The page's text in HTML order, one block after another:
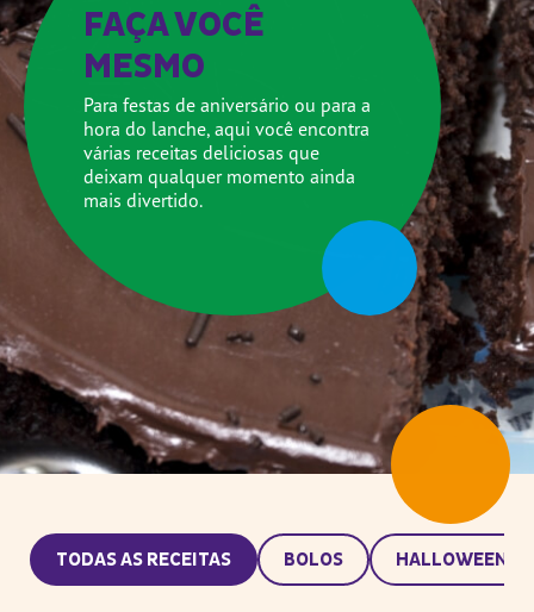
FAÇA VOCÊ
MESMO
Para festas de aniversário ou para a
hora do lanche, aqui você encontra
várias receitas deliciosas que
deixam qualquer momento ainda
mais divertido.
TODAS AS RECEITAS BOLOS HALLOWEEN